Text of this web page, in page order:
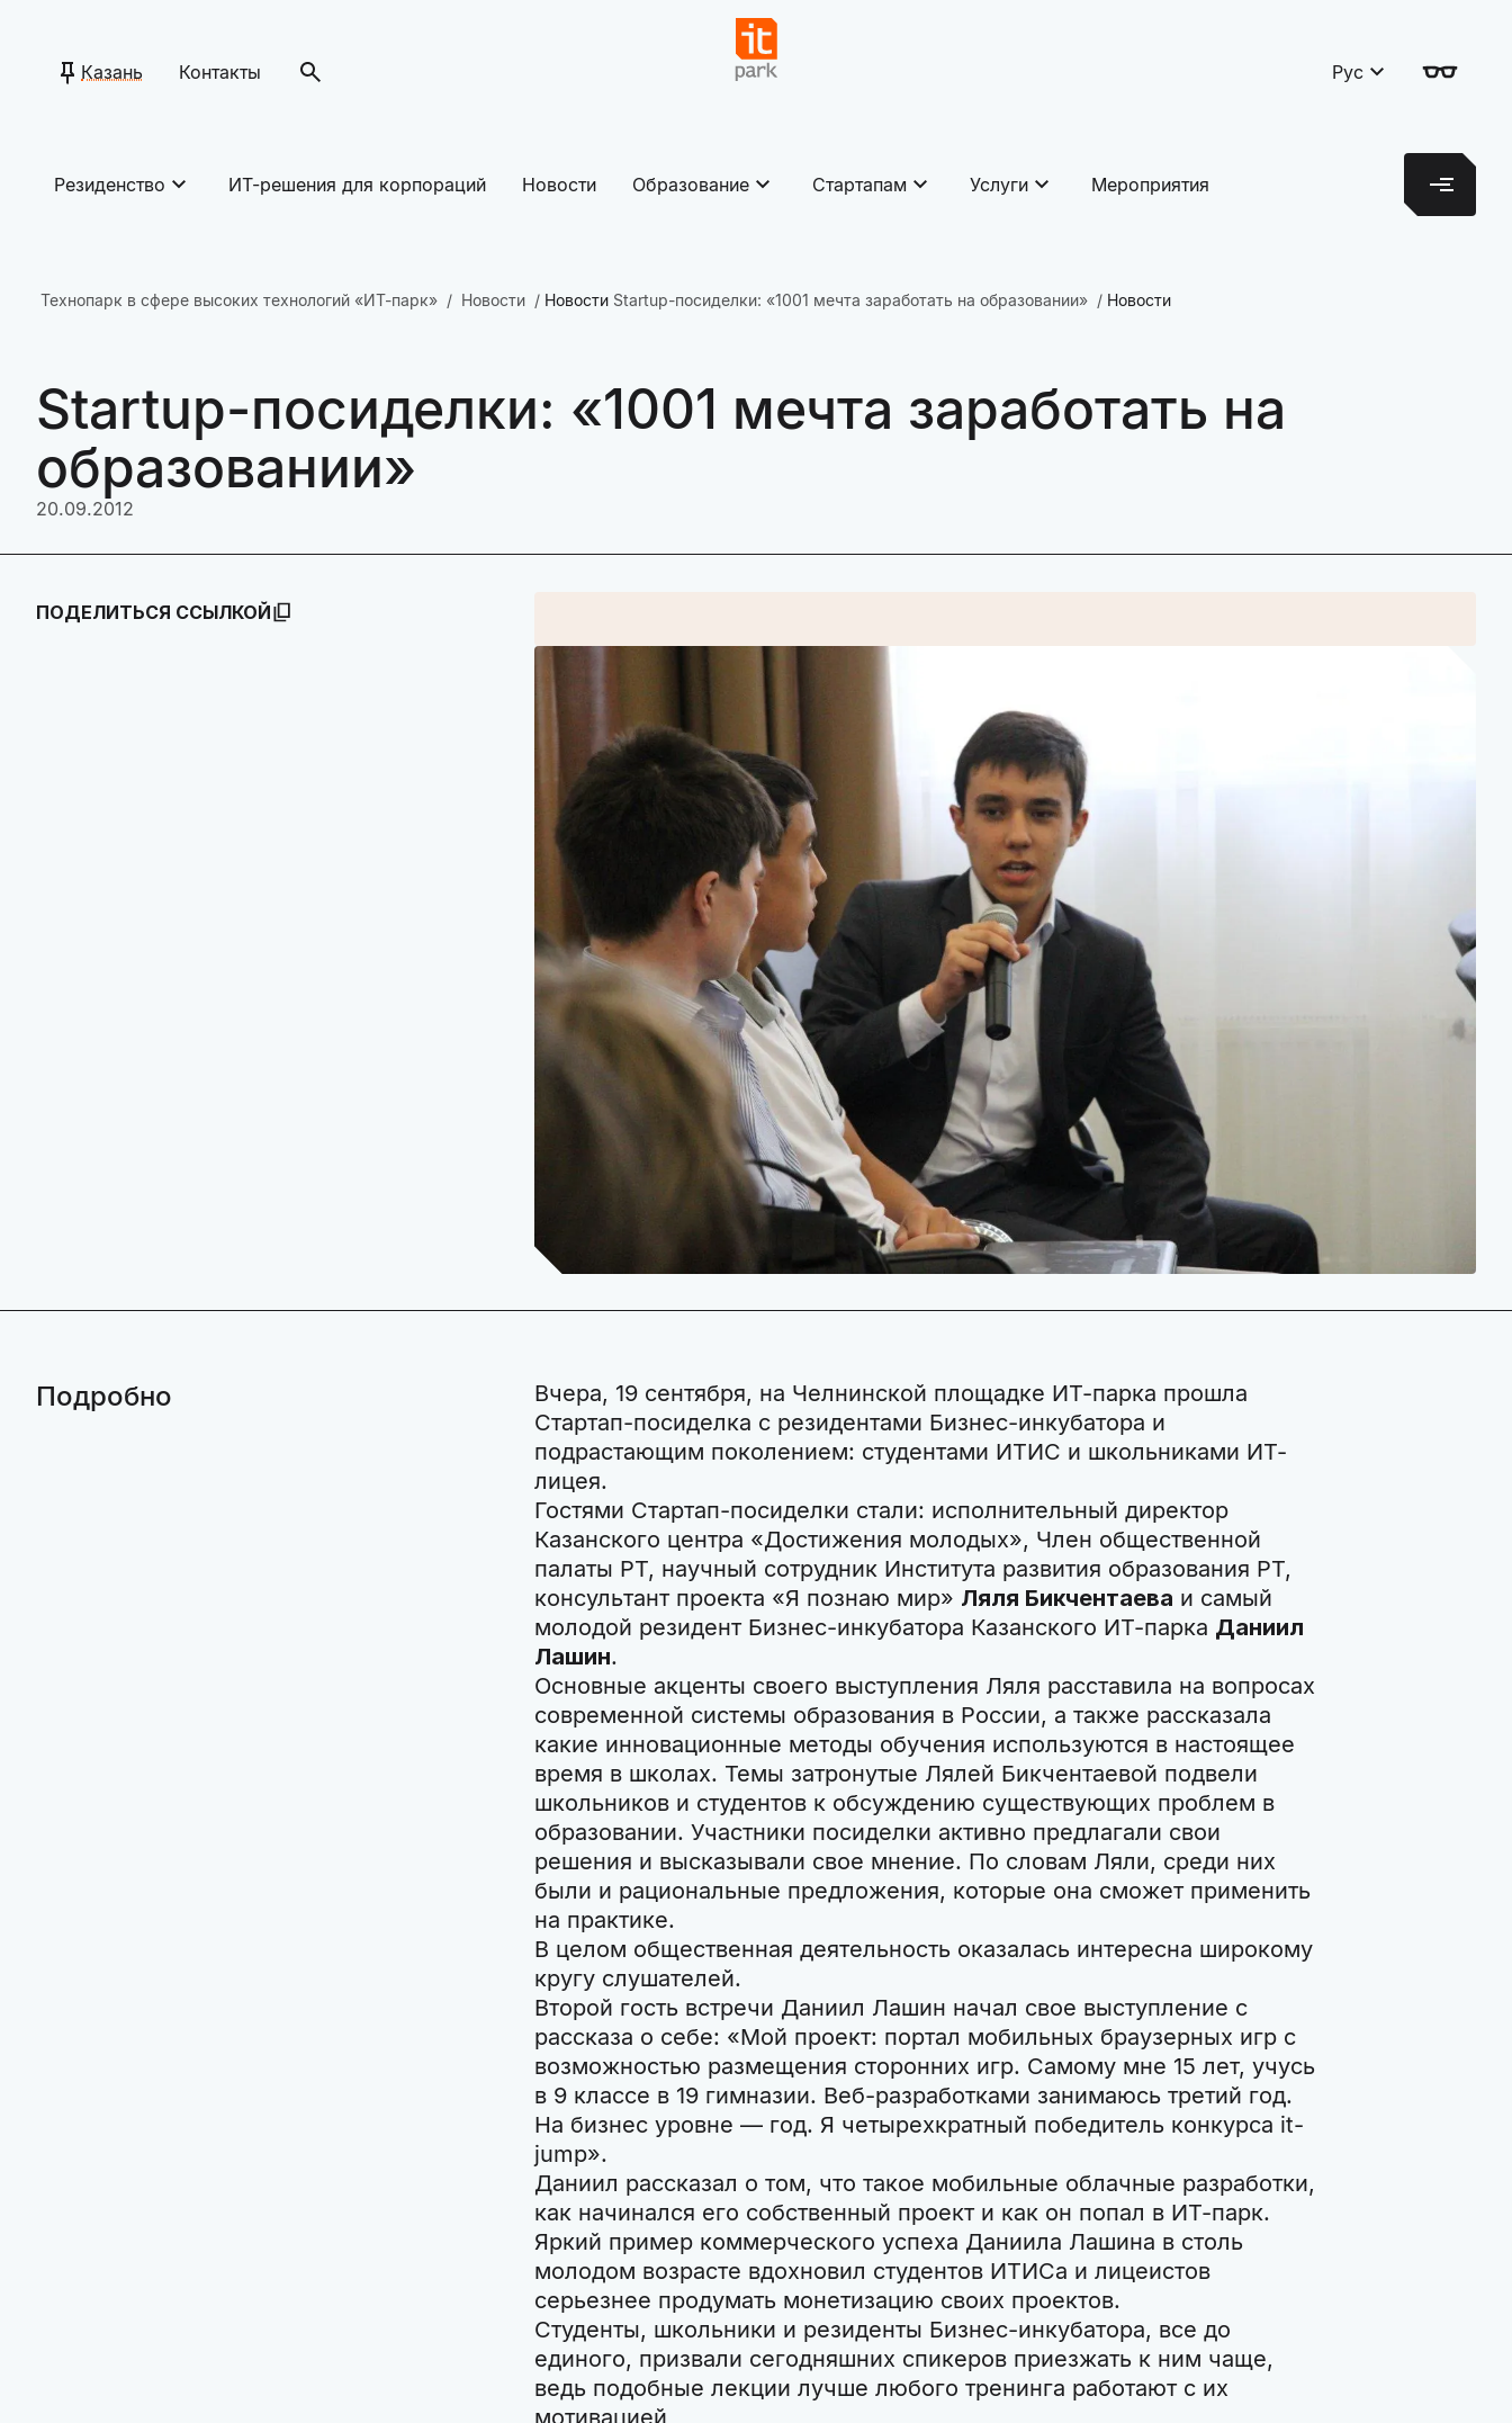
Казань Контакты Рус
Резиденство ИТ-решения для корпораций Новости Образование Стартапам Услуги Мероприятия
Технопарк в сфере высоких технологий «ИТ-парк» Новости Новости Startup-посиделки: «1001 мечта заработать на образовании» Новости
Startup-посиделки: «1001 мечта заработать на
образовании»
20.09.2012
ПОДЕЛИТЬСЯ ССЫЛКОЙ
Подробно
Вчера, 19 сентября, на Челнинской площадке ИТ-парка прошла
Стартап-посиделка с резидентами Бизнес-инкубатора и
подрастающим поколением: студентами ИТИС и школьниками ИТ-
лицея.
Гостями Стартап-посиделки стали: исполнительный директор
Казанского центра «Достижения молодых», Член общественной
палаты РТ, научный сотрудник Института развития образования РТ,
консультант проекта «Я познаю мир» Ляля Бикчентаева и самый
молодой резидент Бизнес-инкубатора Казанского ИТ-парка Даниил
Лашин.
Основные акценты своего выступления Ляля расставила на вопросах
современной системы образования в России, а также рассказала
какие инновационные методы обучения используются в настоящее
время в школах. Темы затронутые Лялей Бикчентаевой подвели
школьников и студентов к обсуждению существующих проблем в
образовании. Участники посиделки активно предлагали свои
решения и высказывали свое мнение. По словам Ляли, среди них
были и рациональные предложения, которые она сможет применить
на практике.
В целом общественная деятельность оказалась интересна широкому
кругу слушателей.
Второй гость встречи Даниил Лашин начал свое выступление с
рассказа о себе: «Мой проект: портал мобильных браузерных игр с
возможностью размещения сторонних игр. Самому мне 15 лет, учусь
в 9 классе в 19 гимназии. Веб-разработками занимаюсь третий год.
На бизнес уровне — год. Я четырехкратный победитель конкурса it-
jump».
Даниил рассказал о том, что такое мобильные облачные разработки,
как начинался его собственный проект и как он попал в ИТ-парк.
Яркий пример коммерческого успеха Даниила Лашина в столь
молодом возрасте вдохновил студентов ИТИСа и лицеистов
серьезнее продумать монетизацию своих проектов.
Студенты, школьники и резиденты Бизнес-инкубатора, все до
единого, призвали сегодняшних спикеров приезжать к ним чаще,
ведь подобные лекции лучше любого тренинга работают с их
мотивацией